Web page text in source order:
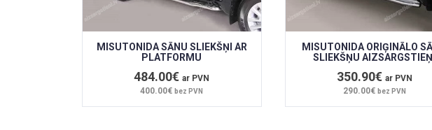
MISUTONIDA SĀNU SLIEKŠŅI AR
PLATFORMU
484.00€ar PVN
400.00€bez PVN
MISUTONIDA ORIĢINĀLO
SLIEKŠŅU
350.90€ ar PVN
290.00€ bez PVN